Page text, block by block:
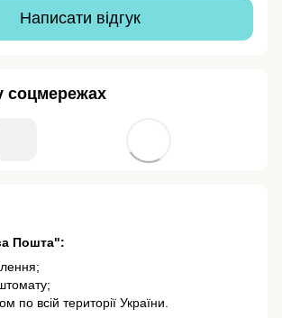
Написати відгук
соцмережах
Пошта":
по всій території України.